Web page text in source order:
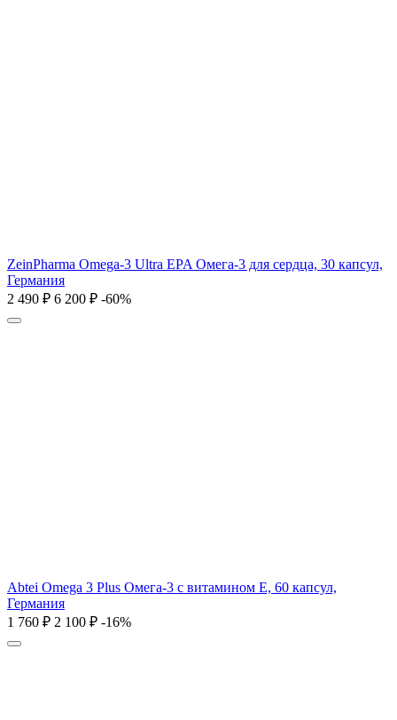
ZeinPharma Omega-3 Ultra EPA Омега-3 для сердца, 30 капсул,
Германия
2 490 ₽ 6 200 ₽ -60%
Abtei Omega 3 Plus Омега-3 с витамином Е, 60 капсул,
Германия
1 760 ₽ 2 100 ₽ -16%